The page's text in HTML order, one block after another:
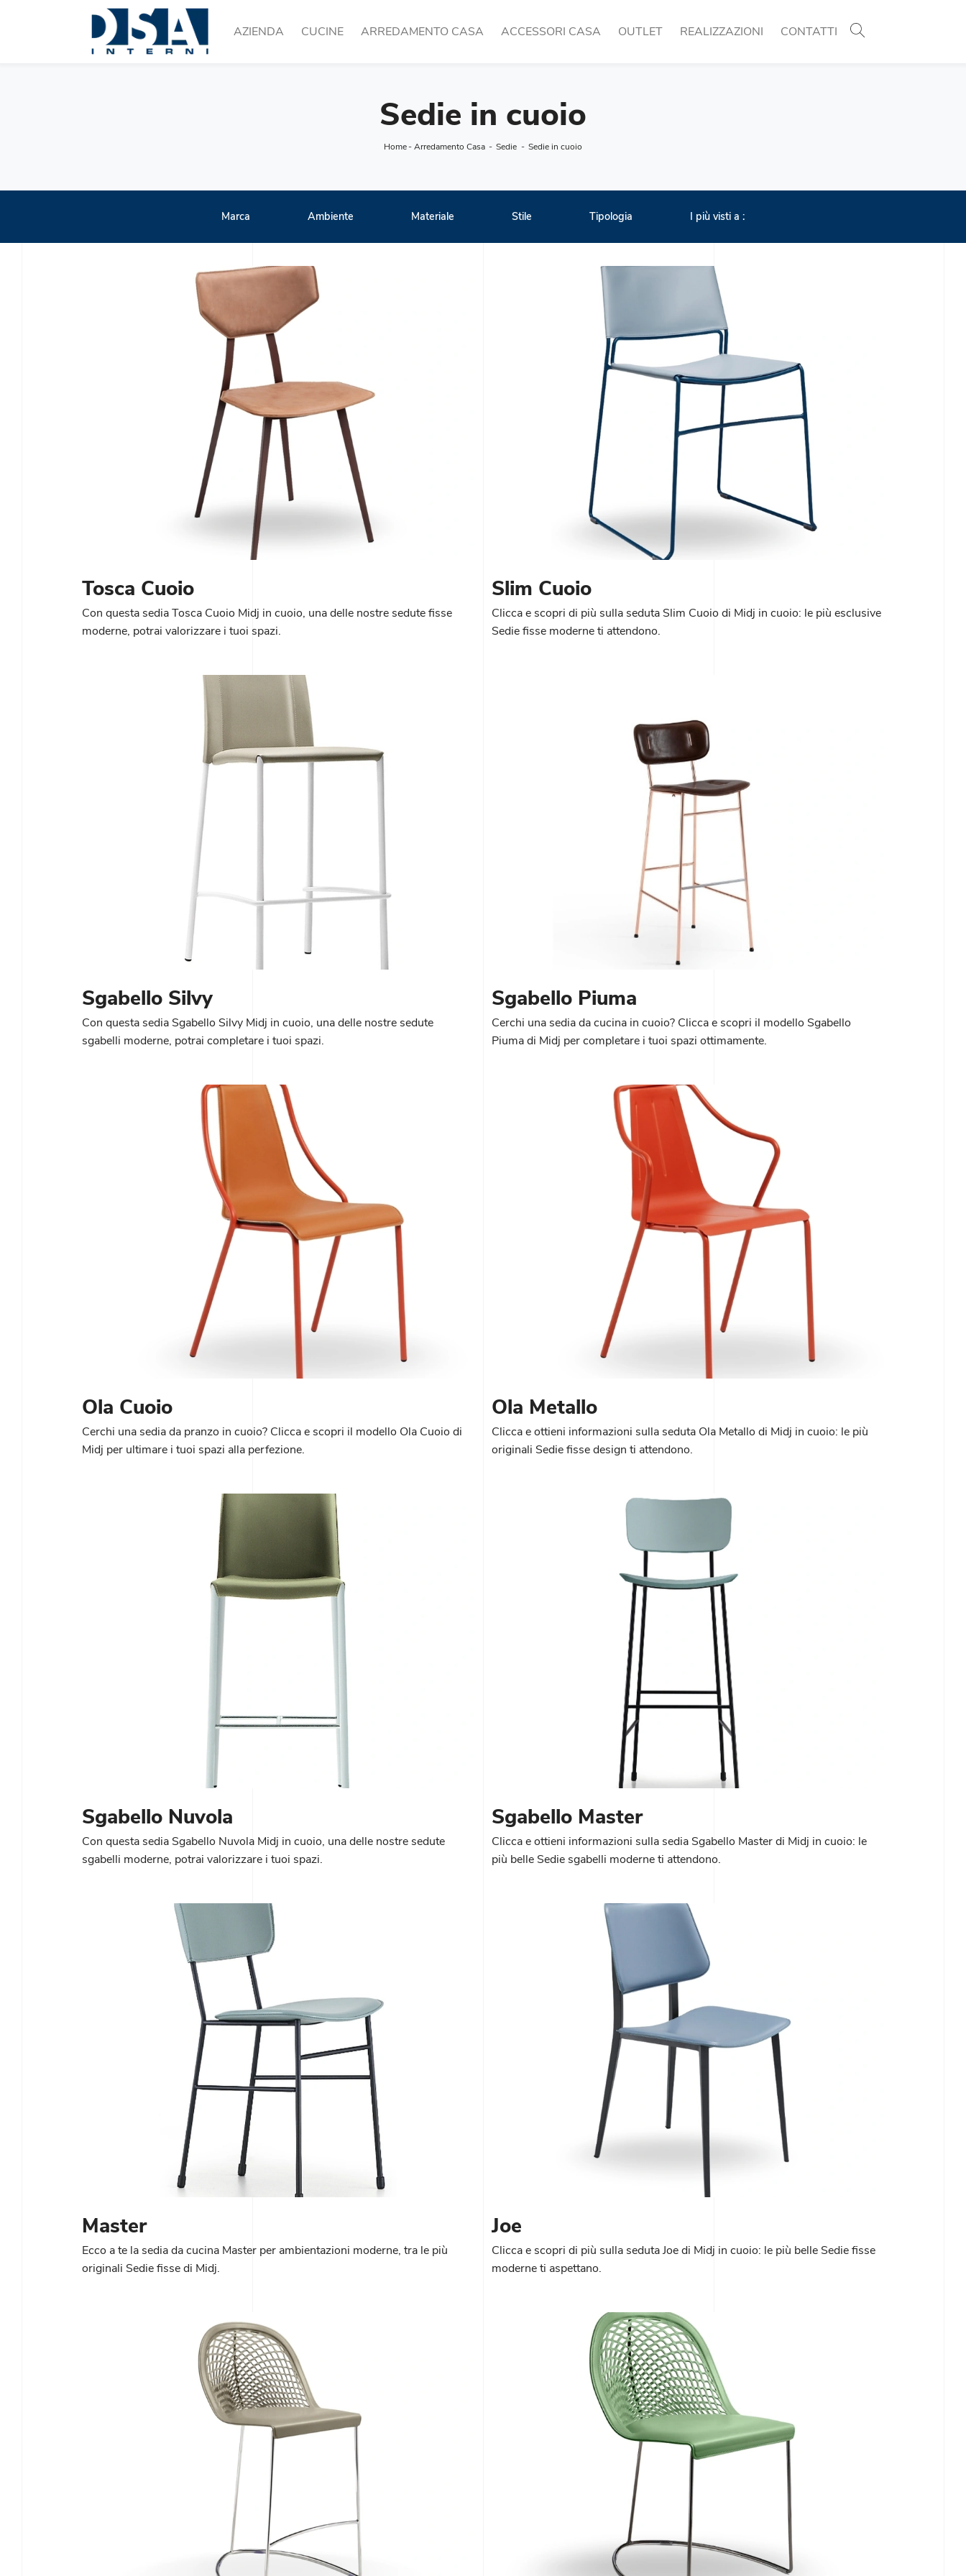
AZIENDA CUCINE ARREDAMENTO CASA ACCESSORI CASA OUTLET REALIZZAZIONI CONTATTI
Sedie in cuoio
Home-Arredamento Casa - Sedie - Sedie in cuoio
Marca Ambiente Materiale Stile Tipologia I più visti a :
Tosca Cuoio
Con questa sedia Tosca Cuoio Midj in cuoio, una delle nostre sedute fisse
moderne, potrai valorizzare i tuoi spazi.
Slim Cuoio
Clicca e scopri di più sulla seduta Slim Cuoio di Midj in cuoio: le più esclusive
Sedie fisse moderne ti attendono.
Sgabello Silvy
Con questa sedia Sgabello Silvy Midj in cuoio, una delle nostre sedute
sgabelli moderne, potrai completare i tuoi spazi.
Sgabello Piuma
Cerchi una sedia da cucina in cuoio? Clicca e scopri il modello Sgabello
Piuma di Midj per completare i tuoi spazi ottimamente.
Ola Cuoio
Cerchi una sedia da pranzo in cuoio? Clicca e scopri il modello Ola Cuoio di
Midj per ultimare i tuoi spazi alla perfezione.
Ola Metallo
Clicca e ottieni informazioni sulla seduta Ola Metallo di Midj in cuoio: le più
originali Sedie fisse design ti attendono.
Sgabello Nuvola
Con questa sedia Sgabello Nuvola Midj in cuoio, una delle nostre sedute
sgabelli moderne, potrai valorizzare i tuoi spazi.
Sgabello Master
Clicca e ottieni informazioni sulla sedia Sgabello Master di Midj in cuoio: le
più belle Sedie sgabelli moderne ti attendono.
Master
Ecco a te la sedia da cucina Master per ambientazioni moderne, tra le più
originali Sedie fisse di Midj.
Joe
Clicca e scopri di più sulla seduta Joe di Midj in cuoio: le più belle Sedie fisse
moderne ti aspettano.